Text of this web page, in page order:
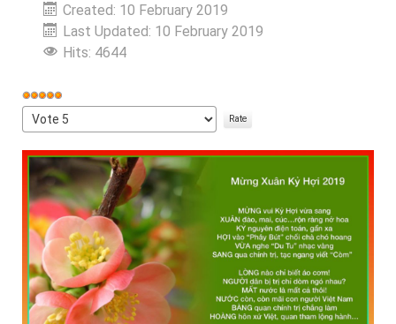
Created: 10 February 2019
Last Updated: 10 February 2019
Hits: 4644
User
Rating:
Please
Rate